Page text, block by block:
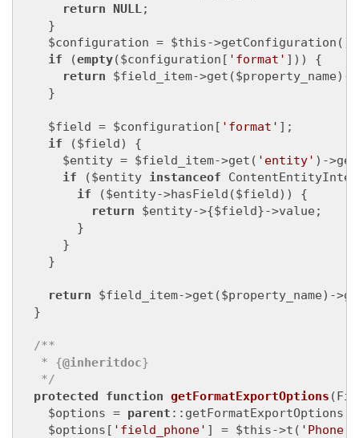
return
NULL;
    }
    $configuration = $this->getConfiguration();
if (empty($configuration[ 'format' ])) {
return $field_item->get($property_name)-
    }
    $field = $configuration[
'format' ];
if ($field) {
      $entity = $field_item->get(
'entity' )-
if ($entity instanceof
if ($entity->hasField($field)) {
return $entity->{$field}->value;
        }
      }
    }
return $field_item->get($property_name)-
  }
/**
   * {
@inheritdoc}
   */
protected
function getFormatExportOptions
    $options =
parent
    $options[
'field_phone' ] = $this->t( 'Phone'